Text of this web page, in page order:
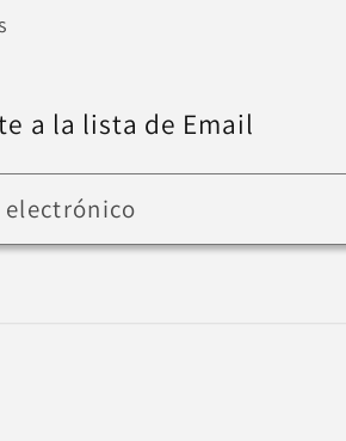
a la lista de Email
electrónico